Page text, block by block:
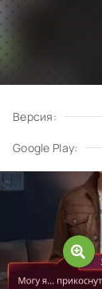
Версия:
Google Play: